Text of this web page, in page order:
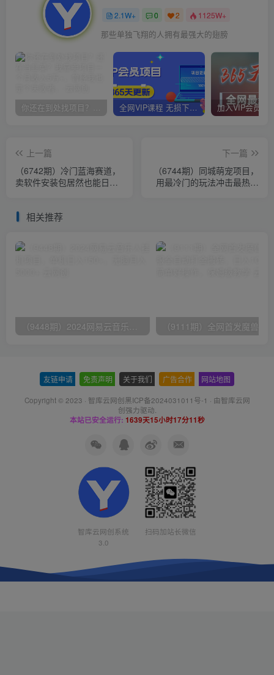
2.1W+ 0 2 1125W+
那些单独飞翔的人拥有最强大的翅膀
你还在到处找项目？还在当韭菜？我靠卖项目一个月收入5万+，曾经我也是个失败者。 全网VIP课程 无损下载~
上一篇
（6742期）冷门蓝海赛道，
卖软件安装包居然也能日入
下一篇
（6744期）同城萌宠项目，
用最冷门的玩法冲击最热门
相关推荐
友链申请 免责声明 关于我们 广告合作 网站地图
Copyright © 2023 · 智库云网创黑ICP备2024031011号-1 · 由智库云网
创强力驱动.
本站已安全运行: 1639天15小时17分11秒
智库云网创系统
3.0
扫码加站长微信